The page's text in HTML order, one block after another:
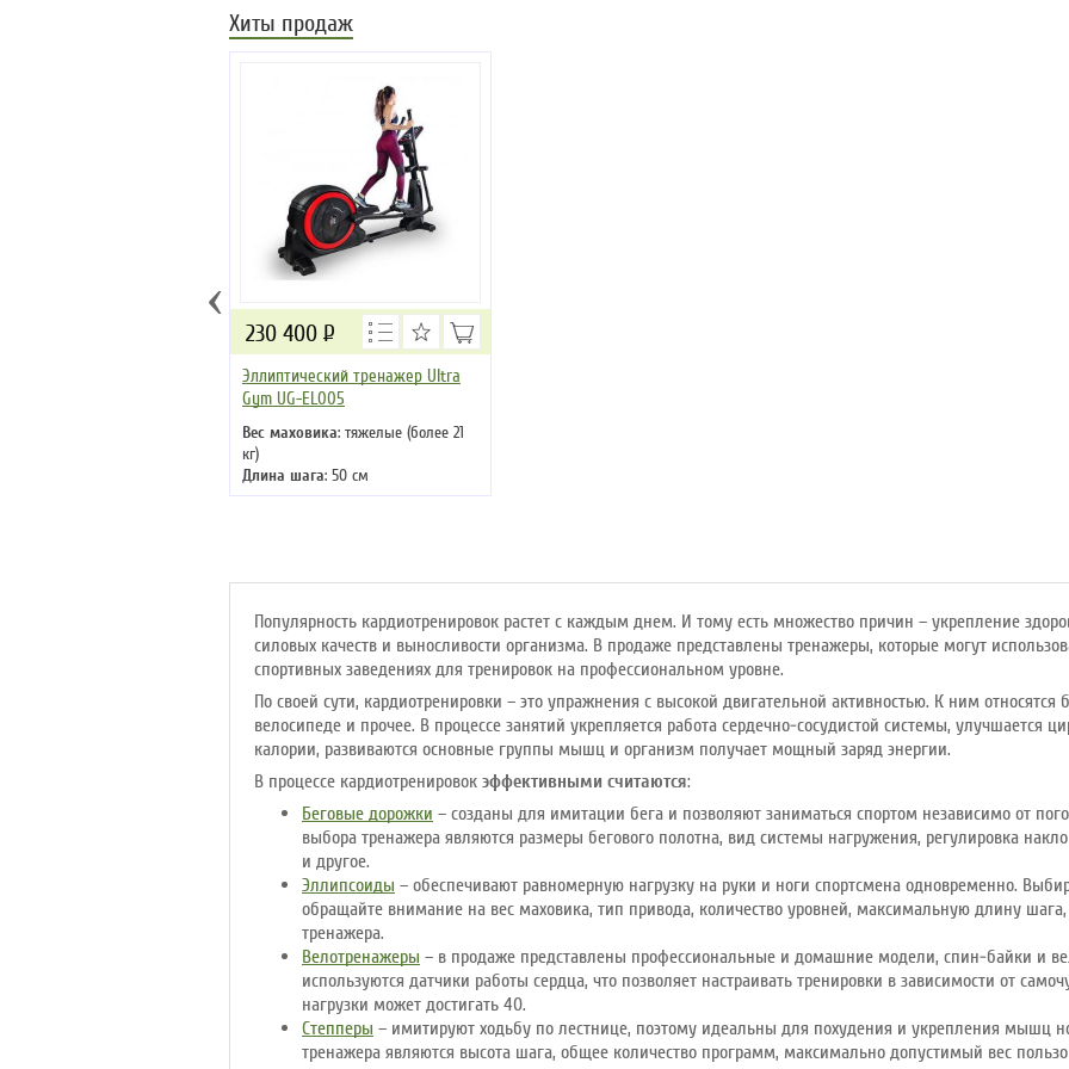
Хиты продаж
Эллиптический тренажер Ultra
Gym UG-EL005
Вес маховика: тяжелые (более 21
кг)
Длина шага: 50 см
Кол-во программ: 22
230 400 Р
‹
Популярность кардиотренировок растет с каждым днем. И тому есть множество причин – укрепление
силовых качеств и выносливости организма. В продаже представлены тренажеры, которые могут
спортивных заведениях для тренировок на профессиональном уровне.
По своей сути, кардиотренировки – это упражнения с высокой двигательной активностью. К ним относятся
велосипеде и прочее. В процессе занятий укрепляется работа сердечно-сосудистой системы, улучшается
калории, развиваются основные группы мышц и организм получает мощный заряд энергии.
В процессе кардиотренировок эффективными считаются:
Беговые дорожки – созданы для имитации бега и позволяют заниматься спортом независимо от
выбора тренажера являются размеры бегового полотна, вид системы нагружения, регулировка
и другое.
Эллипсоиды – обеспечивают равномерную нагрузку на руки и ноги спортсмена одновременно.
обращайте внимание на вес маховика, тип привода, количество уровней, максимальную длину
тренажера.
Велотренажеры – в продаже представлены профессиональные и домашние модели, спин-байки и
используются датчики работы сердца, что позволяет настраивать тренировки в зависимости от
нагрузки может достигать 40.
Степперы – имитируют ходьбу по лестнице, поэтому идеальны для похудения и укрепления мышц
тренажера являются высота шага, общее количество программ, максимально допустимый вес